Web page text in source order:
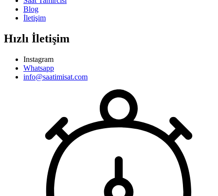
Blog
İletişim
Hızlı İletişim
Instagram
Whatsapp
info@saatimisat.com